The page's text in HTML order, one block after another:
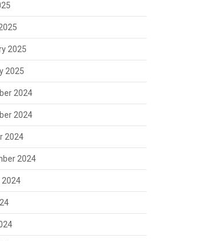
2025
2025
2024
2024
2024
2024